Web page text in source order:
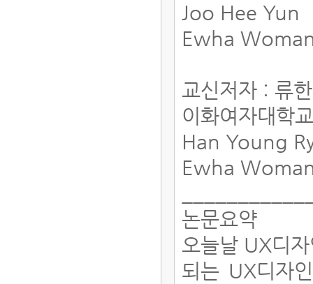
Joo Hee Yun
Ewha
교신저자 : 류
이화여자대학
Han Young
Ewha
논문요약
오늘날 UX디
되는 UX디자